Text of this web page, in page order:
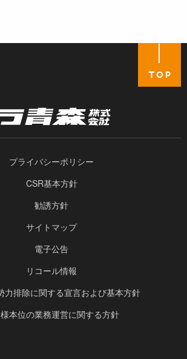
プライバシーポリシー
CSR基本方針
勧誘方針
サイトマップ
電子公告
リコール情報
力排除に関する宣言および基本方針
本位の業務運営に関する方針